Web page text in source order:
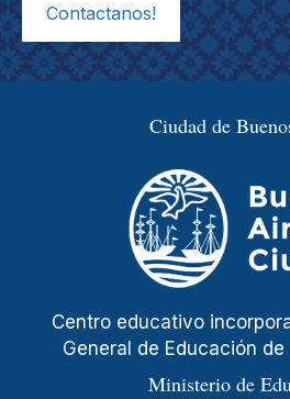
Contactanos!
Ciudad de
Centro educativo
General de Educación
Ministerio de